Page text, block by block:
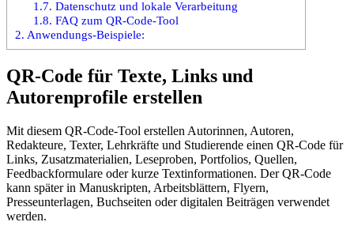
1.7. Datenschutz und lokale Verarbeitung
1.8. FAQ zum QR-Code-Tool
2. Anwendungs-Beispiele:
QR-Code für Texte, Links und
Autorenprofile erstellen
Mit diesem QR-Code-Tool erstellen Autorinnen, Autoren,
Redakteure, Texter, Lehrkräfte und Studierende einen QR-Code für
Links, Zusatzmaterialien, Leseproben, Portfolios, Quellen,
Feedbackformulare oder kurze Textinformationen. Der QR-Code
kann später in Manuskripten, Arbeitsblättern, Flyern,
Presseunterlagen, Buchseiten oder digitalen Beiträgen verwendet
werden.